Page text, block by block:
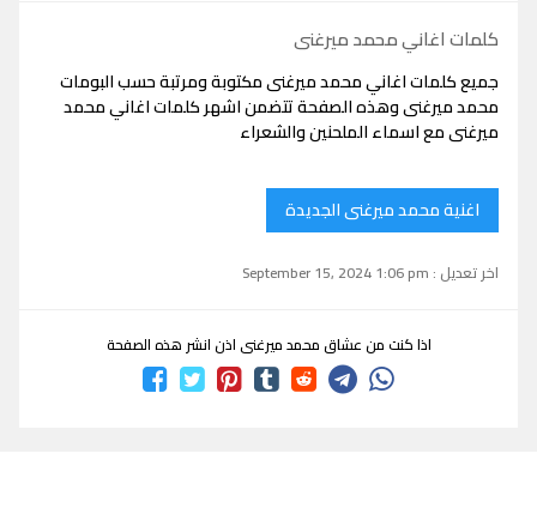
كلمات اغاني محمد ميرغنى
جميع كلمات اغاني محمد ميرغنى مكتوبة ومرتبة حسب البومات
محمد ميرغنى وهذه الصفحة تتضمن اشهر كلمات اغاني محمد
ميرغنى مع اسماء الملحنين والشعراء
اغنية محمد ميرغنى الجديدة
اخر تعديل : September 15, 2024 1:06 pm
اذا كنت من عشاق محمد ميرغنى اذن انشر هذه الصفحة